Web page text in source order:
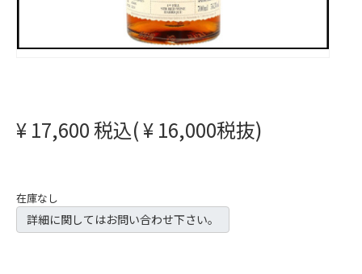
¥ 17,600 税込( ¥ 16,000税抜)
在庫なし
詳細に関してはお問い合わせ下さい。